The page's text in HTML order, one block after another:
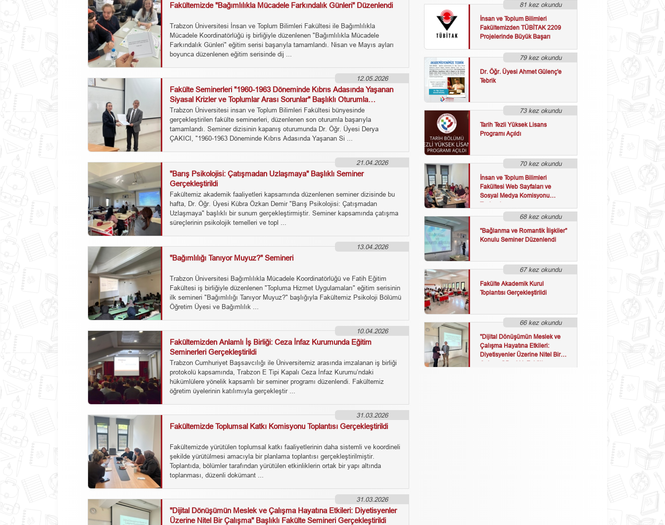
Fakültemizde "Bağımlılıkla Mücadele Farkındalık Günleri" Düzenlendi
Trabzon Üniversitesi İnsan ve Toplum Bilimleri Fakültesi ile Bağımlılıkla
Mücadele Koordinatörlüğü iş birliğiyle düzenlenen "Bağımlılıkla Mücadele
Farkındalık Günleri" eğitim serisi başarıyla tamamlandı. Nisan ve Mayıs ayları
boyunca düzenlenen eğitim serisinde dij ...
12.05.2026
Fakülte Seminerleri "1960-1963 Döneminde Kıbrıs Adasında Yaşanan
Siyasal Krizler ve Toplumlar Arası Sorunlar" Başlıklı Oturumla
Tamamlandı
Trabzon Üniversitesi insan ve Toplum Bilimleri Fakültesi bünyesinde
gerçekleştirilen fakülte seminerleri, düzenlenen son oturumla başarıyla
tamamlandı. Seminer dizisinin kapanış oturumunda Dr. Öğr. Üyesi Derya
ÇAKICI, "1960-1963 Döneminde Kıbrıs Adasında Yaşanan Si ...
21.04.2026
"Barış Psikolojisi: Çatışmadan Uzlaşmaya" Başlıklı Seminer
Gerçekleştirildi
Fakültemiz akademik faaliyetleri kapsamında düzenlenen seminer dizisinde bu
hafta, Dr. Öğr. Üyesi Kübra Özkan Demir "Barış Psikolojisi: Çatışmadan
Uzlaşmaya" başlıklı bir sunum gerçekleştirmiştir. Seminer kapsamında çatışma
süreçlerinin psikolojik temelleri ve topl ...
13.04.2026
"Bağımlılığı Tanıyor Muyuz?" Semineri
Trabzon Üniversitesi Bağımlılıkla Mücadele Koordinatörlüğü ve Fatih Eğitim
Fakültesi iş birliğiyle düzenlenen "Topluma Hizmet Uygulamaları" eğitim serisinin
ilk semineri "Bağımlılığı Tanıyor Muyuz?" başlığıyla Fakültemiz Psikoloji Bölümü
Öğretim Üyesi ve Bağımlılık ...
10.04.2026
Fakültemizden Anlamlı İş Birliği: Ceza İnfaz Kurumunda Eğitim
Seminerleri Gerçekleştirildi
Trabzon Cumhuriyet Başsavcılığı ile Üniversitemiz arasında imzalanan iş birliği
protokolü kapsamında, Trabzon E Tipi Kapalı Ceza İnfaz Kurumu’ndaki
hükümlülere yönelik kapsamlı bir seminer programı düzenlendi. Fakültemiz
öğretim üyelerinin katılımıyla gerçekleştir ...
31.03.2026
Fakültemizde Toplumsal Katkı Komisyonu Toplantısı Gerçekleştirildi
Fakültemizde yürütülen toplumsal katkı faaliyetlerinin daha sistemli ve koordineli
şekilde yürütülmesi amacıyla bir planlama toplantısı gerçekleştirilmiştir.
Toplantıda, bölümler tarafından yürütülen etkinliklerin ortak bir yapı altında
toplanması, düzenli dokümant ...
31.03.2026
"Dijital Dönüşümün Meslek ve Çalışma Hayatına Etkileri: Diyetisyenler
Üzerine Nitel Bir Çalışma" Başlıklı Fakülte Semineri Gerçekleştirildi
81 kez okundu
İnsan ve Toplum Bilimleri
Fakültemizden TÜBİTAK 2209
Projelerinde Büyük Başarı
79 kez okundu
Dr. Öğr. Üyesi Ahmet Gülenç'e
Tebrik
73 kez okundu
Tarih Tezli Yüksek Lisans
Programı Açıldı
70 kez okundu
İnsan ve Toplum Bilimleri
Fakültesi Web Sayfaları ve
Sosyal Medya Komisyonu
Toplandı
68 kez okundu
"Bağlanma ve Romantik İlişkiler"
Konulu Seminer Düzenlendi
67 kez okundu
Fakülte Akademik Kurul
Toplantısı Gerçekleştirildi
66 kez okundu
"Dijital Dönüşümün Meslek ve
Çalışma Hayatına Etkileri:
Diyetisyenler Üzerine Nitel Bir
Çalışma" Başlıklı Fakülte